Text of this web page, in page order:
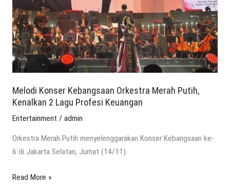
Melodi Konser Kebangsaan Orkestra Merah Putih,
Kenalkan 2 Lagu Profesi Keuangan
Entertainment / admin
Orkestra Merah Putih menyelenggarakan Konser Kebangsaan ke-
6 di Jakarta Selatan, Jumat (14/11).
Putih,
Kenalkan
2
Lagu
Profesi
Keuangan
Read More »